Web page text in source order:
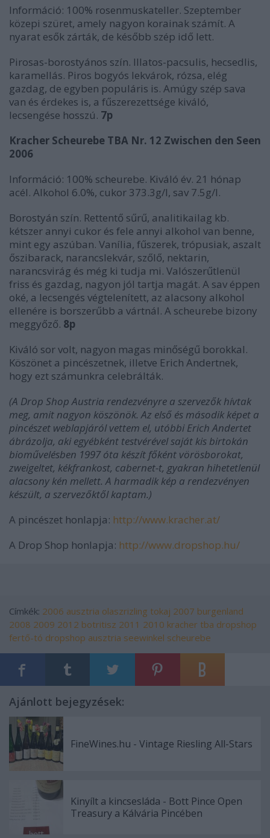
Információ: 100% rosenmuskateller. Szeptember
közepi szüret, amely nagyon korainak számít. A
nyarat esők zárták, de később szép idő lett.
Pirosas-borostyános szín. Illatos-pacsulis, hecsedlis,
karamellás. Piros bogyós lekvárok, rózsa, elég
gazdag, de egyben populáris is. Amúgy szép sava
van és érdekes is, a fűszerezettsége kiváló,
lecsengése hosszú. 7p
Kracher Scheurebe TBA Nr. 12 Zwischen den Seen
2006
Információ: 100% scheurebe. Kiváló év. 21 hónap
acél. Alkohol 6.0%, cukor 373.3g/l, sav 7.5g/l.
Borostyán szín. Rettentő sűrű, analitikailag kb.
kétszer annyi cukor és fele annyi alkohol van benne,
mint egy aszúban. Vanília, fűszerek, trópusiak, aszalt
őszibarack, narancslekvár, szőlő, nektarin,
narancsvirág és még ki tudja mi. Valószerűtlenül
friss és gazdag, nagyon jól tartja magát. A sav éppen
oké, a lecsengés végtelenített, az alacsony alkohol
ellenére is borszerűbb a vártnál. A scheurebe bizony
meggyőző. 8p
Kiváló sor volt, nagyon magas minőségű borokkal.
Köszönet a pincészetnek, illetve Erich Andertnek,
hogy ezt számunkra celebrálták.
(A Drop Shop Austria rendezvényre a szervezők hívtak
meg, amit nagyon köszönök. Az első és második képet a
pincészet weblapjáról vettem el, utóbbi Erich Andertet
ábrázolja, aki egyébként testvérével saját kis birtokán
bioművelésben 1997 óta készít főként vörösborokat,
zweigeltet, kékfrankost, cabernet-t, gyakran hihetetlenül
alacsony kén mellett. A harmadik kép a rendezvényen
készült, a szervezőktől kaptam.)
A pincészet honlapja: http://www.kracher.at/
A Drop Shop honlapja: http://www.dropshop.hu/
Címkék: 2006 ausztria olaszrizling tokaj 2007 burgenland
2008 2009 2012 botritisz 2011 2010 kracher tba dropshop
fertő-tó dropshop ausztria seewinkel scheurebe
Ajánlott bejegyzések:
FineWines.hu - Vintage Riesling All-Stars
Kinyílt a kincsesláda - Bott Pince Open
Treasury a Kálvária Pincében